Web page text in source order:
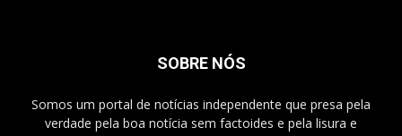
SOBRE NÓS
Somos um portal de notícias independente que presa pela
verdade pela boa notícia sem factoides e pela lisura e